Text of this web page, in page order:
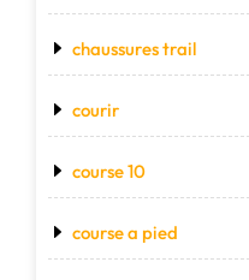
chaussures trail
courir
course 10
course a pied